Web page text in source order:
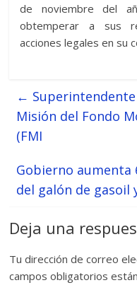
de noviembre del
obtemperar a sus
acciones legales en su
←
Misión del Fondo
(FMI
Gobierno aumenta
del galón de gasoil
Deja una
Tu dirección de correo
campos obligatorios